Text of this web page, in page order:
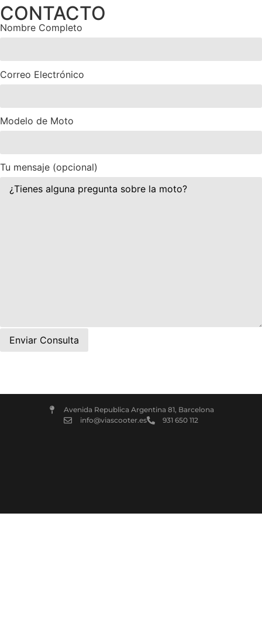
CONTACTO
Nombre Completo
Correo Electrónico
Modelo de Moto
Tu mensaje (opcional)
Avenida Republica Argentina 81, Barcelona
info@viascooter.es
931 650 112